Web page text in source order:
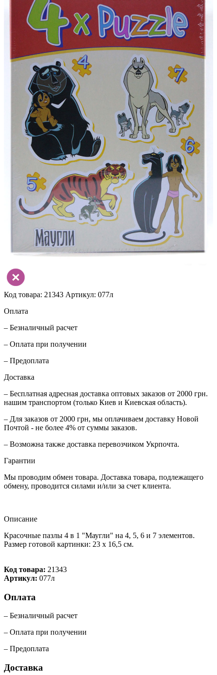
Код товара: 21343 Артикул: 077л
Оплата
– Безналичный расчет
– Оплата при получении
– Предоплата
Доставка
– Бесплатная адресная доставка оптовых заказов от 2000 грн.
нашим транспортом (только Киев и Киевская область).
– Для заказов от 2000 грн, мы оплачиваем доставку Новой
Почтой - не более 4% от суммы заказов.
– Возможна также доставка перевозчиком Укрпочта.
Гарантии
Мы проводим обмен товара. Доставка товара, подлежащего
обмену, проводится силами и/или за счет клиента.
Описание
Красочные пазлы 4 в 1 "Маугли" на 4, 5, 6 и 7 элементов.
Размер готовой картинки: 23 x 16,5 см.
Код товара: 21343
Артикул: 077л
Оплата
– Безналичный расчет
– Оплата при получении
– Предоплата
Доставка